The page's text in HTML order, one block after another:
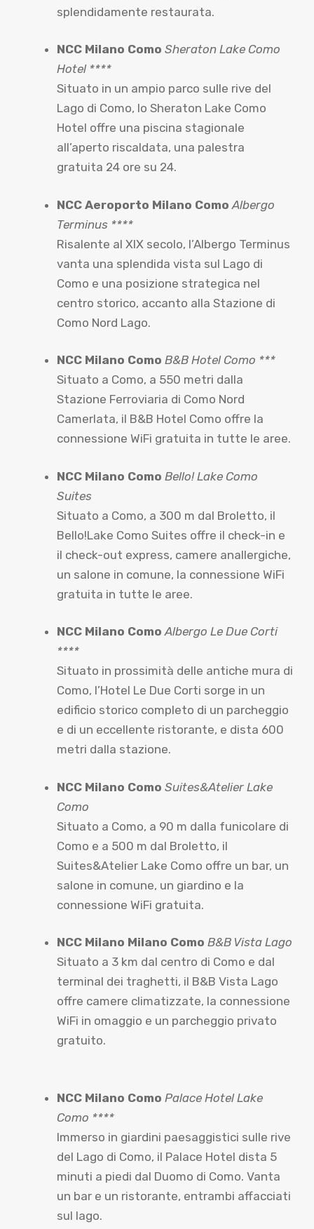
splendidamente restaurata.
NCC Milano Como Sheraton Lake Como
Hotel ****
Situato in un ampio parco sulle rive del
Lago di Como, lo Sheraton Lake Como
Hotel offre una piscina stagionale
all’aperto riscaldata, una palestra
gratuita 24 ore su 24.
NCC Aeroporto Milano Como Albergo
Terminus ****
Risalente al XIX secolo, l’Albergo Terminus
vanta una splendida vista sul Lago di
Como e una posizione strategica nel
centro storico, accanto alla Stazione di
Como Nord Lago.
NCC Milano Como B&B Hotel Como ***
Situato a Como, a 550 metri dalla
Stazione Ferroviaria di Como Nord
Camerlata, il B&B Hotel Como offre la
connessione WiFi gratuita in tutte le aree.
NCC Milano Como Bello! Lake Como
Suites
Situato a Como, a 300 m dal Broletto, il
Bello!Lake Como Suites offre il check-in e
il check-out express, camere anallergiche,
un salone in comune, la connessione WiFi
gratuita in tutte le aree.
NCC Milano Como Albergo Le Due Corti
****
Situato in prossimità delle antiche mura di
Como, l’Hotel Le Due Corti sorge in un
edificio storico completo di un parcheggio
e di un eccellente ristorante, e dista 600
metri dalla stazione.
NCC Milano Como Suites&Atelier Lake
Como
Situato a Como, a 90 m dalla funicolare di
Como e a 500 m dal Broletto, il
Suites&Atelier Lake Como offre un bar, un
salone in comune, un giardino e la
connessione WiFi gratuita.
NCC Milano Milano Como B&B Vista Lago
Situato a 3 km dal centro di Como e dal
terminal dei traghetti, il B&B Vista Lago
offre camere climatizzate, la connessione
WiFi in omaggio e un parcheggio privato
gratuito.
NCC Milano Como Palace Hotel Lake
Como ****
Immerso in giardini paesaggistici sulle rive
del Lago di Como, il Palace Hotel dista 5
minuti a piedi dal Duomo di Como. Vanta
un bar e un ristorante, entrambi affacciati
sul lago.